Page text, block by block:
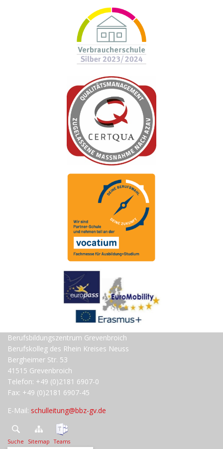
Berufsbildungszentrum Grevenbroich
Berufskolleg des Rhein Kreises Neuss
Bergheimer Str. 53
41515 Grevenbroich
Telefon: +49 (0)2181 6907-0
Fax: +49 (0)2181 6907-45
E-Mail: schulleitung@bbz-gv.de
Suche Sitemap Teams